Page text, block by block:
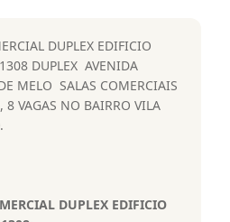
DUPLEX EDIFICIO
DUPLEX  AVENIDA
MELO  SALAS COMERCIAIS
8 VAGAS NO BAIRRO VILA
DUPLEX EDIFICIO